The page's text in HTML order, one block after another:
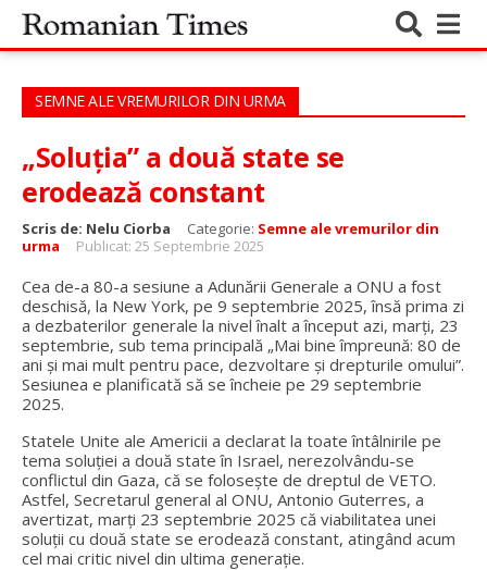
SEMNE ALE VREMURILOR DIN URMA
„Soluția” a două state se
erodează constant
Scris de: Nelu Ciorba Categorie: Semne ale vremurilor din
urma
Publicat: 25 Septembrie 2025
Cea de-a 80-a sesiune a Adunării Generale a ONU a fost
deschisă, la New York, pe 9 septembrie 2025, însă prima zi
a dezbaterilor generale la nivel înalt a început azi, marți, 23
septembrie, sub tema principală „Mai bine împreună: 80 de
ani și mai mult pentru pace, dezvoltare și drepturile omului”.
Sesiunea e planificată să se încheie pe 29 septembrie
2025.
Statele Unite ale Americii a declarat la toate întâlnirile pe
tema soluției a două state în Israel, nerezolvându-se
conflictul din Gaza, că se folosește de dreptul de VETO.
Astfel, Secretarul general al ONU, Antonio Guterres, a
avertizat, marți 23 septembrie 2025 că viabilitatea unei
soluții cu două state se erodează constant, atingând acum
cel mai critic nivel din ultima generație.